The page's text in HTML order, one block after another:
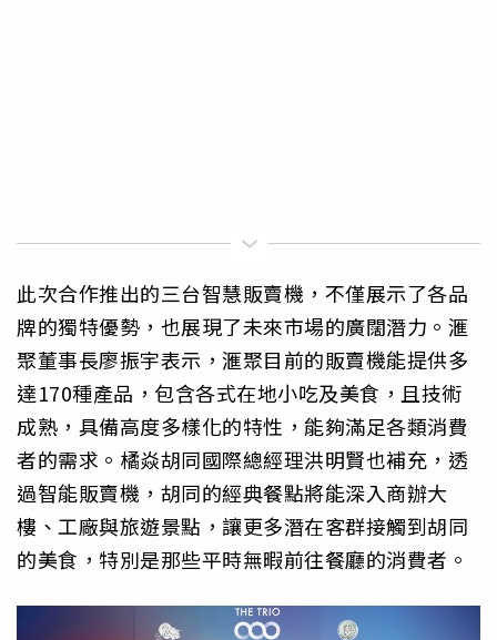
此次合作推出的三台智慧販賣機，不僅展示了各品
牌的獨特優勢，也展現了未來市場的廣闊潛力。滙
聚董事長廖振宇表示，滙聚目前的販賣機能提供多
達170種產品，包含各式在地小吃及美食，且技術
成熟，具備高度多樣化的特性，能夠滿足各類消費
者的需求。橘焱胡同國際總經理洪明賢也補充，透
過智能販賣機，胡同的經典餐點將能深入商辦大
樓、工廠與旅遊景點，讓更多潛在客群接觸到胡同
的美食，特別是那些平時無暇前往餐廳的消費者。